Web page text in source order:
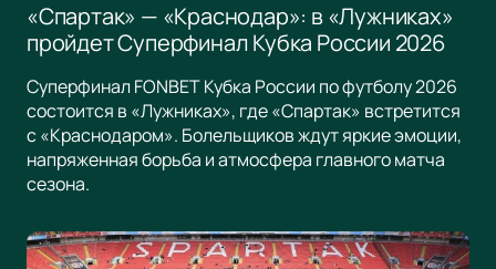
«Спартак» — «Краснодар»: в «Лужниках»
пройдет Суперфинал Кубка России 2026
Суперфинал FONBET Кубка России по футболу 2026
состоится в «Лужниках», где «Спартак» встретится
с «Краснодаром». Болельщиков ждут яркие эмоции,
напряженная борьба и атмосфера главного матча
сезона.